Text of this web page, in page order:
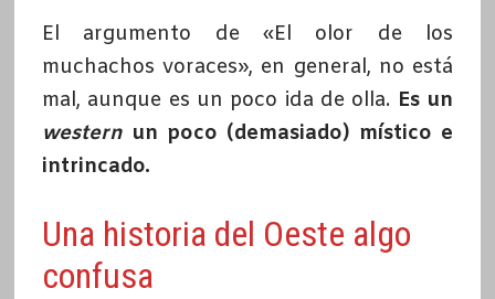
El argumento de «El olor de los
muchachos voraces», en general, no está
mal, aunque es un poco ida de olla. Es un
westernun poco (demasiado) místico e
intrincado.
Una historia del Oeste algo
confusa